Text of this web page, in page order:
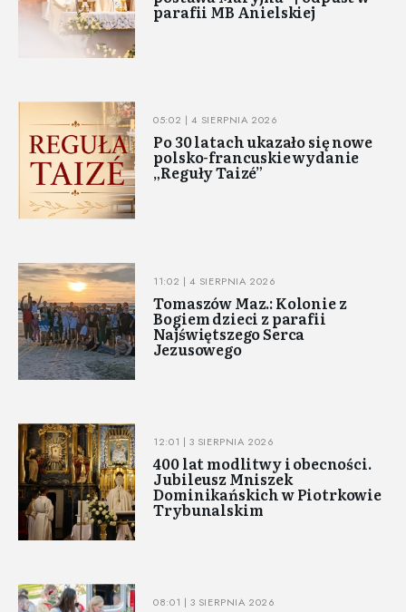
parafii MB Anielskiej
05:02 | 4 SIERPNIA 2026
Po 30 latach ukazało się nowe
polsko-francuskie wydanie
„Reguły Taizé”
11:02 | 4 SIERPNIA 2026
Tomaszów Maz.: Kolonie z
Bogiem dzieci z parafii
Najświętszego Serca
Jezusowego
12:01 | 3 SIERPNIA 2026
400 lat modlitwy i obecności.
Jubileusz Mniszek
Dominikańskich w Piotrkowie
Trybunalskim
08:01 | 3 SIERPNIA 2026